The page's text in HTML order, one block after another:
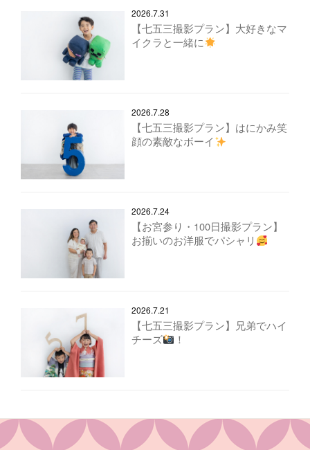
2026.7.31
【七五三撮影プラン】大好きなマ
イクラと一緒に
2026.7.28
【七五三撮影プラン】はにかみ笑
顔の素敵なボーイ
2026.7.24
【お宮参り・100日撮影プラン】
お揃いのお洋服でパシャリ
2026.7.21
【七五三撮影プラン】兄弟でハイ
チーズ
！